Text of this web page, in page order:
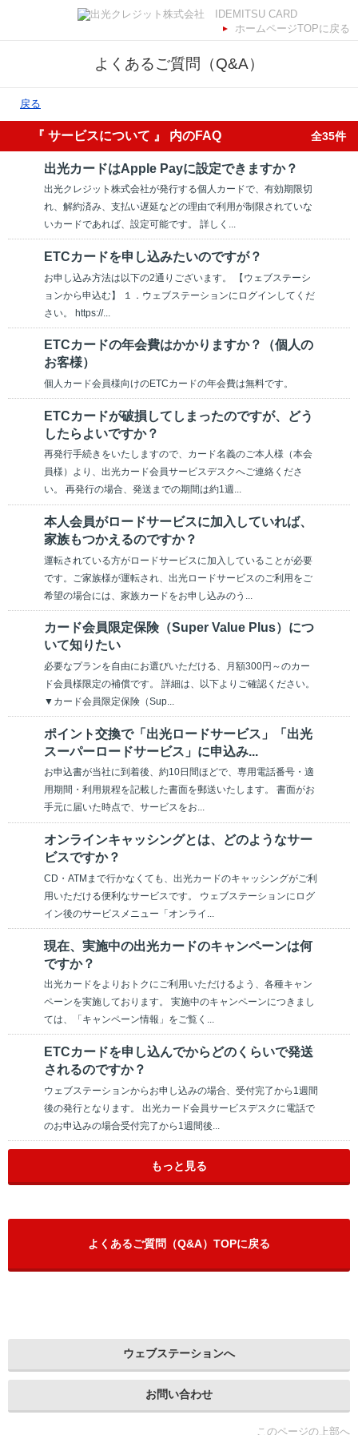
ホームページTOPに戻る
よくあるご質問（Q&A）
戻る
『 サービスについて 』 内のFAQ 全35件
出光カードはApple Payに設定できますか？
出光クレジット株式会社が発行する個人カードで、有効期限切
れ、解約済み、支払い遅延などの理由で利用が制限されていな
いカードであれば、設定可能です。 詳しく...
ETCカードを申し込みたいのですが？
お申し込み方法は以下の2通りございます。 【ウェブステーシ
ョンから申込む】 １．ウェブステーションにログインしてくだ
さい。 https://...
ETCカードの年会費はかかりますか？（個人の
お客様）
個人カード会員様向けのETCカードの年会費は無料です。
ETCカードが破損してしまったのですが、どう
したらよいですか？
再発行手続きをいたしますので、カード名義のご本人様（本会
員様）より、出光カード会員サービスデスクへご連絡くださ
い。 再発行の場合、発送までの期間は約1週...
本人会員がロードサービスに加入していれば、
家族もつかえるのですか？
運転されている方がロードサービスに加入していることが必要
です。ご家族様が運転され、出光ロードサービスのご利用をご
希望の場合には、家族カードをお申し込みのう...
カード会員限定保険（Super Value Plus）につ
いて知りたい
必要なプランを自由にお選びいただける、月額300円～のカー
ド会員様限定の補償です。 詳細は、以下よりご確認ください。
▼カード会員限定保険（Sup...
ポイント交換で「出光ロードサービス」「出光
スーパーロードサービス」に申込み...
お申込書が当社に到着後、約10日間ほどで、専用電話番号・適
用期間・利用規程を記載した書面を郵送いたします。 書面がお
手元に届いた時点で、サービスをお...
オンラインキャッシングとは、どのようなサー
ビスですか？
CD・ATMまで行かなくても、出光カードのキャッシングがご利
用いただける便利なサービスです。 ウェブステーションにログ
イン後のサービスメニュー「オンライ...
現在、実施中の出光カードのキャンペーンは何
ですか？
出光カードをよりおトクにご利用いただけるよう、各種キャン
ペーンを実施しております。 実施中のキャンペーンにつきまし
ては、「キャンペーン情報」をご覧く...
ETCカードを申し込んでからどのくらいで発送
されるのですか？
ウェブステーションからお申し込みの場合、受付完了から1週間
後の発行となります。 出光カード会員サービスデスクに電話で
のお申込みの場合受付完了から1週間後...
もっと見る
よくあるご質問（Q&A）TOPに戻る
ウェブステーションへ
お問い合わせ
このページの上部へ